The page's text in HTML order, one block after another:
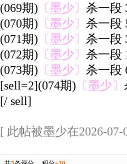
(069期) 〔墨少〕 杀一段
(070期) 〔墨少〕 杀一段
(071期) 〔墨少〕 杀一段
(072期) 〔墨少〕 杀一段
(073期) 〔墨少〕 杀一段
[sell=2](074期) 〔墨少〕
[/ sell]
[ 此帖被墨少在2026-